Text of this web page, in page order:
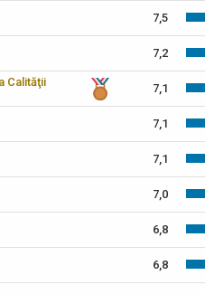
7,5
7,2
Calităţii
7,1
7,1
7,1
7,0
6,8
6,8